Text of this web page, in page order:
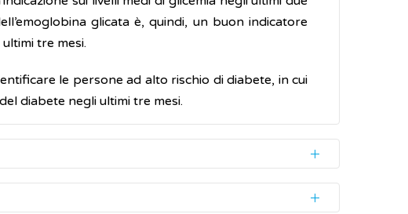
glicata è, quindi, un buon indicatore
tre mesi.
le persone ad alto rischio di diabete, in cui
diabete negli ultimi tre mesi.
tramite un semplice prelievo di sangue da